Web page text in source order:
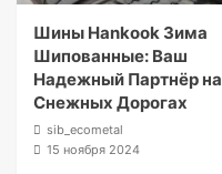
Шины Hankook Зима
Шипованные: Ваш
Надежный Партнёр на
Снежных Дорогах
sib_ecometal
15 ноября 2024